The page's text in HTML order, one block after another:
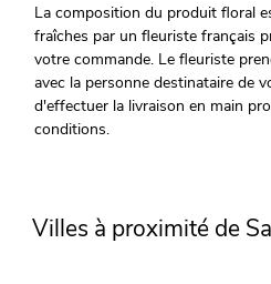
La composition du produit floral
fraîches par un fleuriste français
votre commande. Le fleuriste
avec la personne destinataire de
d'effectuer la livraison en main
conditions.
Villes à proximité de